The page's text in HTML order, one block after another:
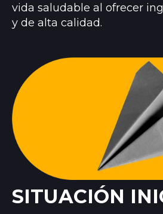
vida saludable al ofrecer
y de alta calidad.
SITUACIÓN